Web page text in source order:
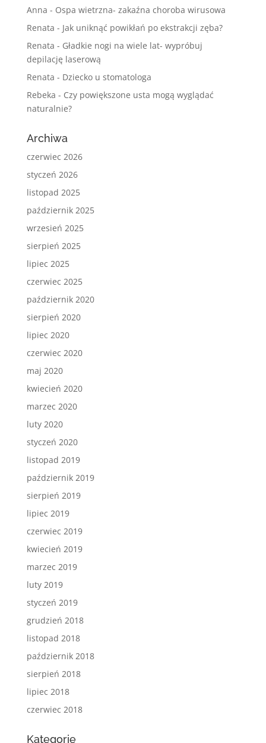
Anna - Ospa wietrzna- zakaźna choroba wirusowa
Renata - Jak uniknąć powikłań po ekstrakcji zęba?
Renata - Gładkie nogi na wiele lat- wypróbuj
depilację laserową
Renata - Dziecko u stomatologa
Rebeka - Czy powiększone usta mogą wyglądać
naturalnie?
Archiwa
czerwiec 2026
styczeń 2026
listopad 2025
październik 2025
wrzesień 2025
sierpień 2025
lipiec 2025
czerwiec 2025
październik 2020
sierpień 2020
lipiec 2020
czerwiec 2020
maj 2020
kwiecień 2020
marzec 2020
luty 2020
styczeń 2020
listopad 2019
październik 2019
sierpień 2019
lipiec 2019
czerwiec 2019
kwiecień 2019
marzec 2019
luty 2019
styczeń 2019
grudzień 2018
listopad 2018
październik 2018
sierpień 2018
lipiec 2018
czerwiec 2018
Kategorie